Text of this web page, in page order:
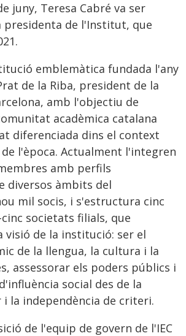
juny, Teresa Cabré va ser
presidenta de l'Institut, que
emblemàtica fundada l'any
de la Riba, president de la
amb l'objectiu de
acadèmica catalana
diferenciada dins el context
l'època. Actualment l'integren
amb perfils
diversos àmbits del
mil socis, i s'estructura cinc
societats filials, que
visió de la institució: ser el
de la llengua, la cultura i la
assessorar els poders públics i
social des de la
la independència de criteri.
de l'equip de govern de l'IEC